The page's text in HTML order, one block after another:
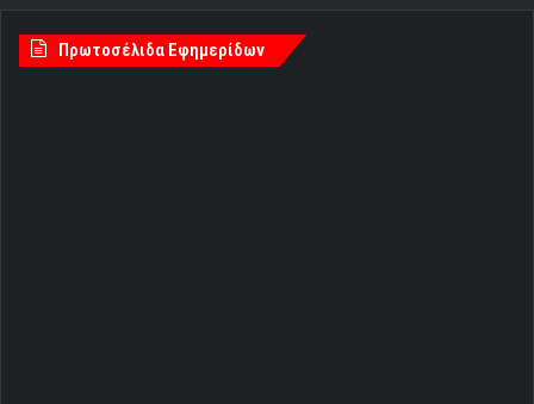
Πρωτοσέλιδα Εφημερίδων